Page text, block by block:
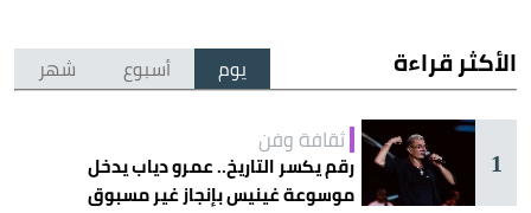
الأكثر قراءة يوم أسبوع شهر
1
ثقافة وفن
رقم يكسر التاريخ.. عمرو دياب يدخل
موسوعة غينيس بإنجاز غير مسبوق